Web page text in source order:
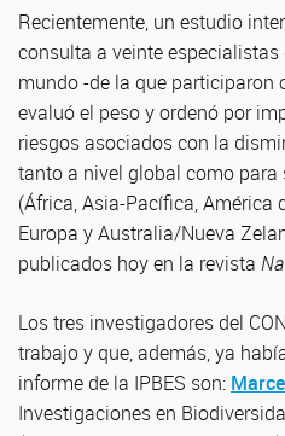
Recientemente, un estudio
consulta a veinte especialistas
mundo -de la que participaron
evaluó el peso y ordenó por
riesgos asociados con la
tanto a nivel global como para
(África, Asia-Pacífica, América
Europa y Australia/Nueva
publicados hoy en la revista
Los tres investigadores del
trabajo y que, además, ya
informe de la IPBES son:
Investigaciones en